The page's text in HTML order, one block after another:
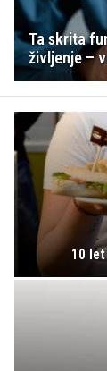
Ta skrita
življenje –
10